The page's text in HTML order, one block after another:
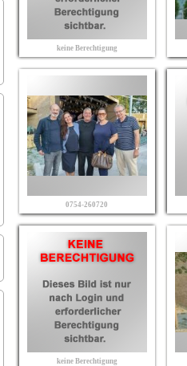
keine Berechtigung
0754-260720
keine Berechtigung